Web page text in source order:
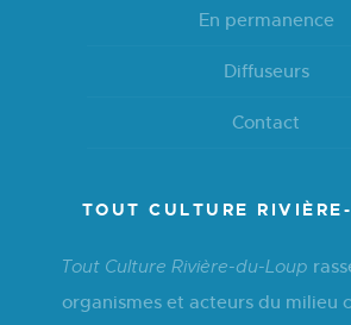
En permanence
Diffuseurs
Contact
TOUT CULTURE
Tout Culture Rivière-du-Loup
organismes et acteurs du milieu